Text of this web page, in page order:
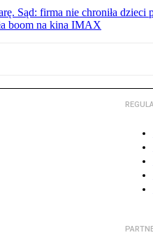
Sąd: firma nie chroniła dzieci
boom na kina IMAX